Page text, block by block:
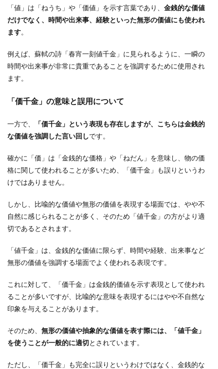
「値」は「ねうち」や「価値」を示す言葉であり、 金銭的な価値
だけでなく、時間や出来事、経験といった無形の価値にも使われ
ます。
例えば、蘇軾の詩「春宵一刻値千金」に見られるように、一瞬の
時間や出来事が非常に貴重であることを強調するために使用され
ます。
「価千金」の意味と誤用について
一方で、
「価千金」という表現も存在しますが、こちらは金銭的
な価値を強調した言い回しです。
確かに「価」は「金銭的な価格」や「ねだん」を意味し、物の価
格に関して使われることが多いため、「価千金」も誤りというわ
けではありません。
しかし、比喩的な価値や無形の価値を表現する場面では、やや不
自然に感じられることが多く、そのため「値千金」の方がより適
切であるとされます。
「値千金」は、金銭的な価値に限らず、時間や経験、出来事など
無形の価値を強調する場面でよく使われる表現です。
これに対して、「価千金」は金銭的価値を示す表現として使われ
ることが多いですが、比喩的な意味を表現するにはやや不自然な
印象を与えることがあります。
そのため、 無形の価値や抽象的な価値を表す際には、「値千金」
を使うことが一般的に適切 とされています。
ただし、「価千金」も完全に誤りというわけではなく、金銭的な